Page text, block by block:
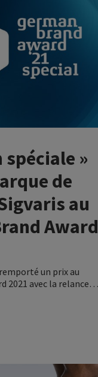
»
de
au
Award
remporté un prix au
2021 avec la relance